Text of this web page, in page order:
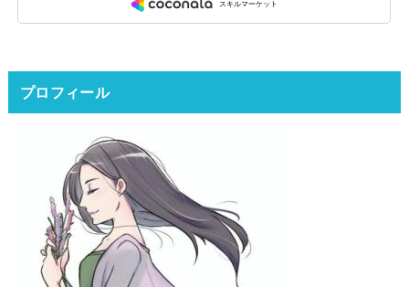
プロフィール